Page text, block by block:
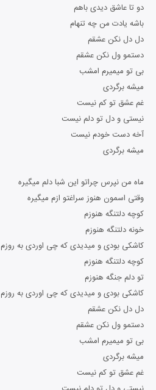
دو تا عاشق دیدی باهم
باشه یادت من چه تنهام
دل دل نکن عشقم
دستمو ول نکن عشقم
بی تو میمیرم امشب
میشه برگردی
غم عشق تو کم نیست
نیستی و دل تو دلم نیست
آخه دست خودم نیست
میشه برگردی
ماه من نپرس چراتو این شبا دلم میگیره
وقتی اسمون هنوز سراغتو ازم میگیره
کوچه دلتنگه هنوزم
خونه دلتنگه هنوزم
کاشکی بودی و میدیدی که چی اوردی به روزم
کوچه دلتنگه هنوزم
تو دلم جنگه هنوزم
کاشکی بودی و میدیدی که چی اوردی به روزم
دل دل نکن عشقم
دستمو ول نکن عشقم
بی تو میمیرم امشب
میشه برگردی
غم عشق تو کم نیست